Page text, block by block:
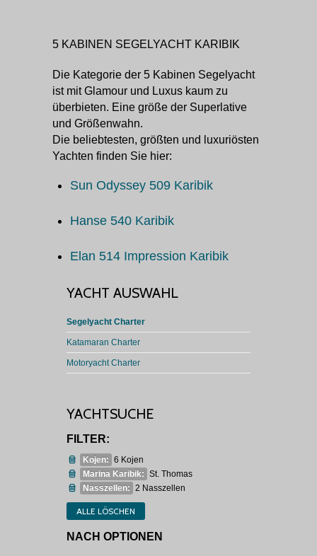
5 KABINEN SEGELYACHT KARIBIK
Die Kategorie der 5 Kabinen Segelyacht
ist mit Glamour und Luxus kaum zu
überbieten. Eine größe der Superlative
und Größenwahn.
Die beliebtesten, größten und luxuriösten
Yachten finden Sie hier:
Sun Odyssey 509 Karibik
Hanse 540 Karibik
Elan 514 Impression Karibik
YACHT AUSWAHL
Segelyacht Charter
Katamaran Charter
Motoryacht Charter
YACHTSUCHE
FILTER:
Kojen: 6 Kojen
Marina Karibik: St. Thomas
Nasszellen: 2 Nasszellen
ALLE LÖSCHEN
NACH OPTIONEN